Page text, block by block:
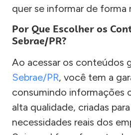
quer se informar de forma
Por Que Escolher os
Sebrae/PR?
Ao acessar os conteúdos
Sebrae/PR, você tem a
consumindo informações
alta qualidade, criadas
necessidades reais dos